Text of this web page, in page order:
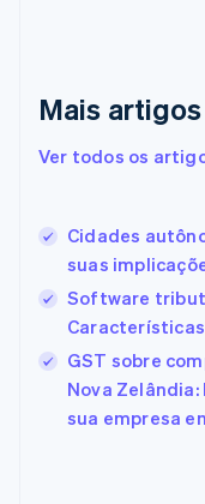
Mais artigos
Ver todos os
Cidades
suas
Software
GST sobre
Nova
sua empresa
Eslováquia
English
Eslovênia
EspañolEnglish
Estados Unidos
English Español简
Estônia
English
Finlândia
EnglishSvenska
França
English